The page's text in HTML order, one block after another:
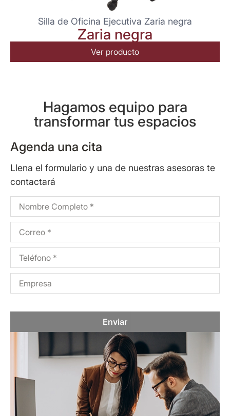
Silla de Oficina Ejecutiva Zaria negra
Zaria negra
Ver producto
Hagamos equipo para
transformar tus espacios
Agenda una cita
Llena el formulario y una de nuestras asesoras te
contactará
Enviar